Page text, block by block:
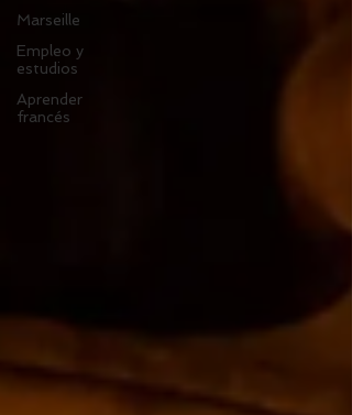
Marseille
Empleo y
estudios
Aprender
francés